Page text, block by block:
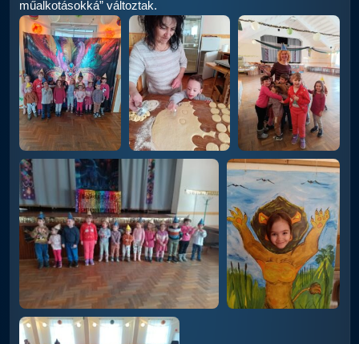
műalkotásokká” változtak.